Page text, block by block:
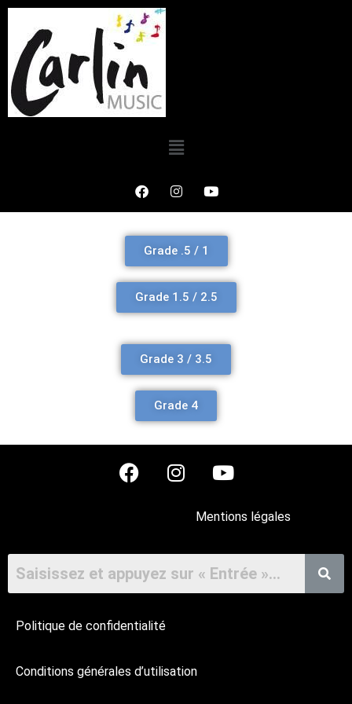
Grade .5 / 1
Grade 1.5 / 2.5
Grade 3 / 3.5
Grade 4
Mentions légales
Politique de confidentialité
Conditions générales d’utilisation